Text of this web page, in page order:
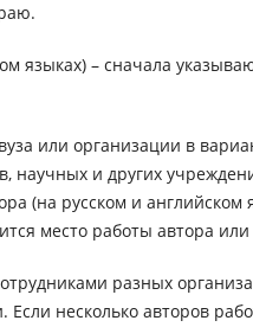
языках) – сначала
или организации в
научных и других
(на русском и английском
место работы автора
разных
Если несколько авторов